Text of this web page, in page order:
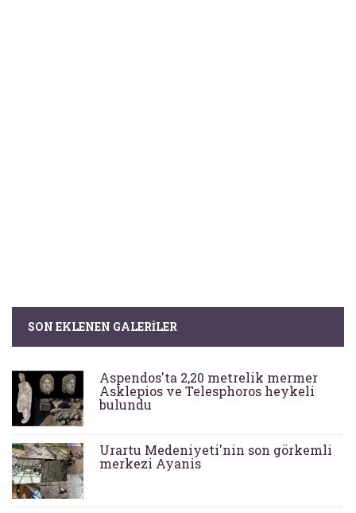
SON EKLENEN GALERILER
Aspendos'ta 2,20 metrelik mermer
Asklepios ve Telesphoros heykeli
bulundu
Urartu Medeniyeti'nin son görkemli
merkezi Ayanis